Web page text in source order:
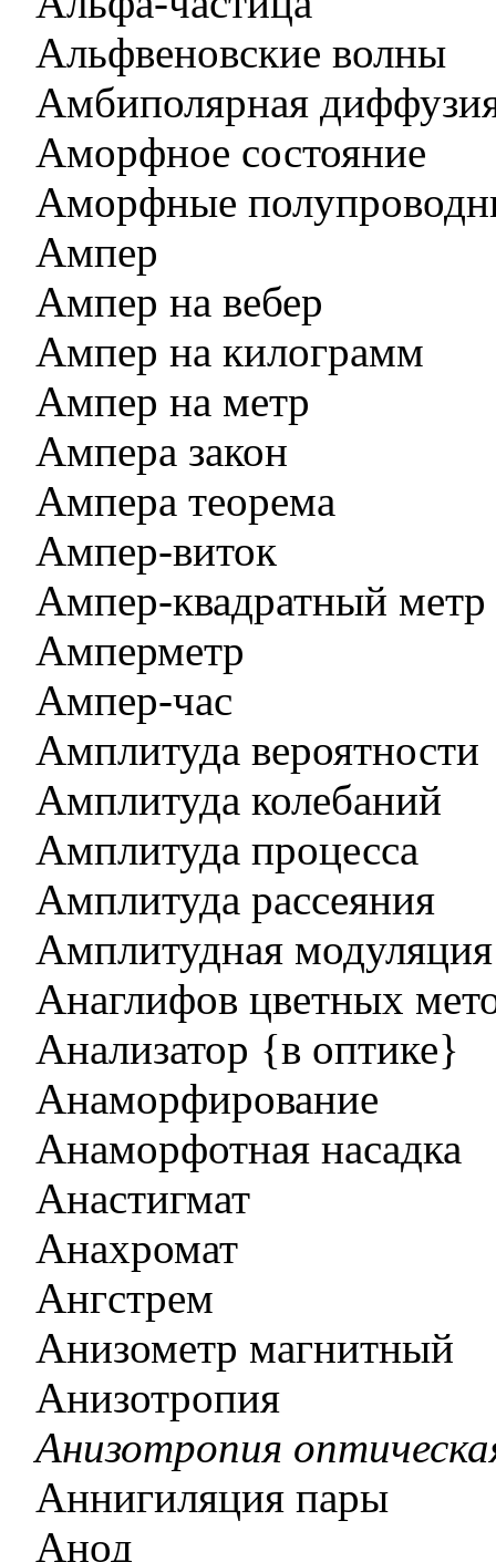
Альфвеновские волны
Амбиполярная
Аморфное состояние
Аморфные
Ампер
Ампер на вебер
Ампер на килограмм
Ампер на метр
Ампера закон
Ампера теорема
Ампер-виток
Ампер-квадратный метр
Амперметр
Ампер-час
Амплитуда вероятности
Амплитуда колебаний
Амплитуда процесса
Амплитуда рассеяния
Амплитудная модуляция
Анаглифов цветных
Анализатор {в оптике}
Анаморфирование
Анаморфотная насадка
Анастигмат
Анахромат
Ангстрем
Анизометр магнитный
Анизотропия
Анизотропия
Аннигиляция пары
Анод